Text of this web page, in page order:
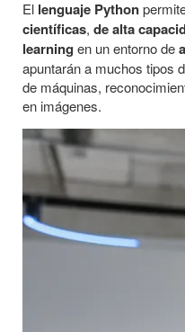
El lenguaje Python
científicas, de alta
learning en un entorno de
apuntarán a muchos tipos
de máquinas,
en imágenes.